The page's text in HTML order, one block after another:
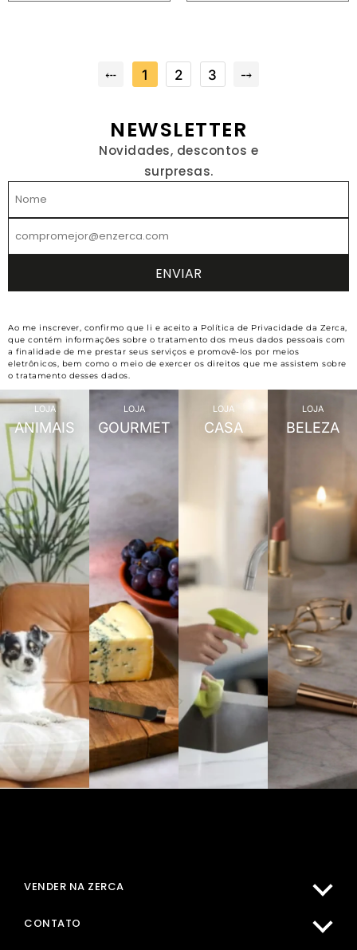
⤎ 1 2 3 ⤍
NEWSLETTER
Novidades, descontos e
surpresas.
Ao me inscrever, confirmo que li e aceito a Política de Privacidade da Zerca,
que contém informações sobre o tratamento dos meus dados pessoais com
a finalidade de me prestar seus serviços e promovê-los por meios
eletrônicos, bem como o meio de exercer os direitos que me assistem sobre
o tratamento desses dados.
LOJA
ANIMAIS
LOJA
GOURMET
LOJA
CASA
LOJA
BELEZA
VENDER NA ZERCA
CONTATO